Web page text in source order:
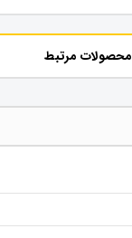
محصولات مرتبط